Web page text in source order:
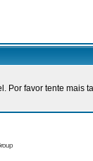
Por favor tente mais